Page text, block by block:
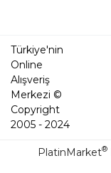
Türkiye'nin
Online
Alışveriş
Merkezi ©
Copyright
2005 - 2024
PlatinMarket®